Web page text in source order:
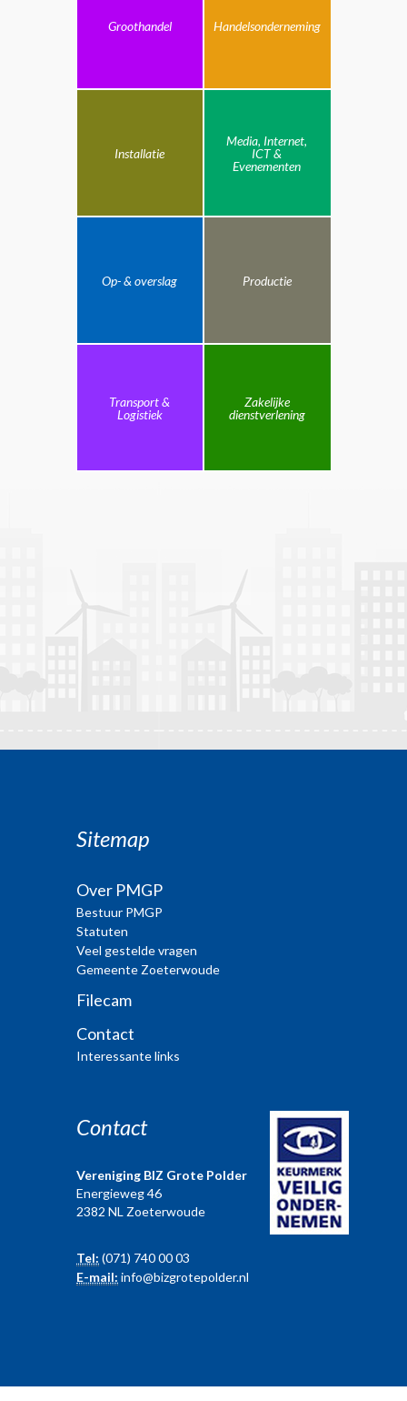
Groothandel Handelsonderneming
Installatie
Media, Internet,
ICT &
Evenementen
Op- & overslag Productie
Transport &
Logistiek
Zakelijke
dienstverlening
Sitemap
Over PMGP
Bestuur PMGP
Statuten
Veel gestelde vragen
Gemeente Zoeterwoude
Filecam
Contact
Interessante links
Contact
Vereniging BIZ Grote Polder
Energieweg 46
2382 NL Zoeterwoude
Tel: (071) 740 00 03
E-mail: info@bizgrotepolder.nl